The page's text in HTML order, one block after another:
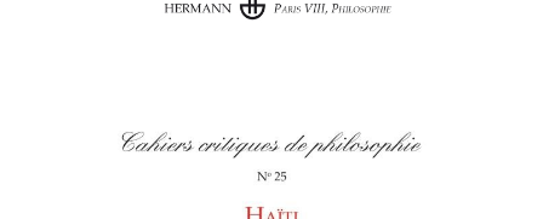
Cahiers critiques de